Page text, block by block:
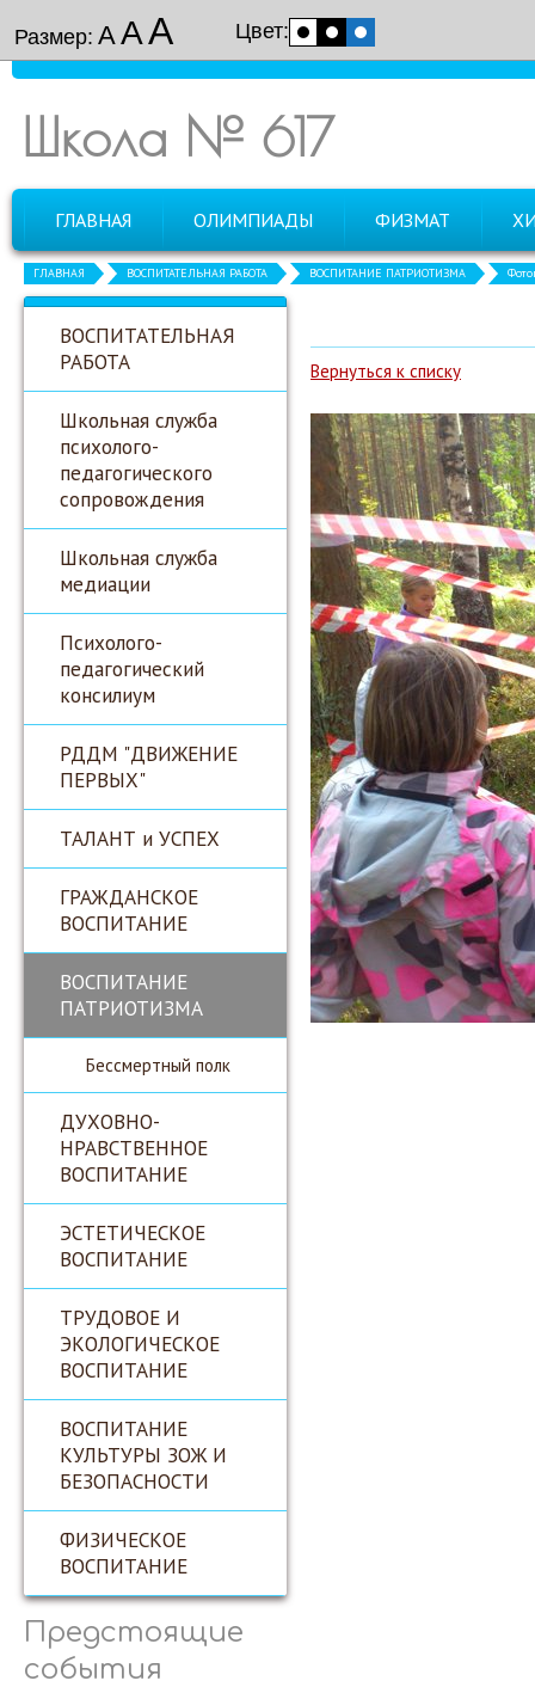
Размер: ААА Цвет:
Школа № 617
ГЛАВНАЯ ОЛИМПИАДЫ ФИЗМАТ
ГЛАВНАЯ ВОСПИТАТЕЛЬНАЯ РАБОТА ВОСПИТАНИЕ ПАТРИОТИЗМА
ВОСПИТАТЕЛЬНАЯ
РАБОТА
Школьная служба
психолого-
педагогического
сопровождения
Школьная служба
медиации
Психолого-
педагогический
консилиум
РДДМ "ДВИЖЕНИЕ
ПЕРВЫХ"
ТАЛАНТ и УСПЕХ
ГРАЖДАНСКОЕ
ВОСПИТАНИЕ
ВОСПИТАНИЕ
ПАТРИОТИЗМА
Бессмертный полк
ДУХОВНО-
НРАВСТВЕННОЕ
ВОСПИТАНИЕ
ЭСТЕТИЧЕСКОЕ
ВОСПИТАНИЕ
ТРУДОВОЕ И
ЭКОЛОГИЧЕСКОЕ
ВОСПИТАНИЕ
ВОСПИТАНИЕ
КУЛЬТУРЫ ЗОЖ И
БЕЗОПАСНОСТИ
ФИЗИЧЕСКОЕ
ВОСПИТАНИЕ
Предстоящие
события
Вернуться к списку